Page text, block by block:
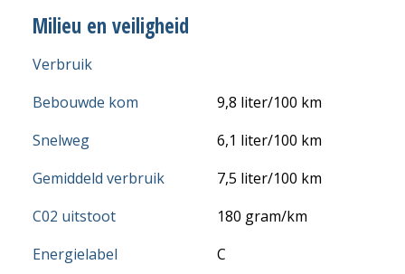
Milieu en veiligheid
Verbruik
Bebouwde kom
9,8 liter/100 km
Snelweg
6,1 liter/100 km
Gemiddeld verbruik
7,5 liter/100 km
C02 uitstoot
180 gram/km
Energielabel
C